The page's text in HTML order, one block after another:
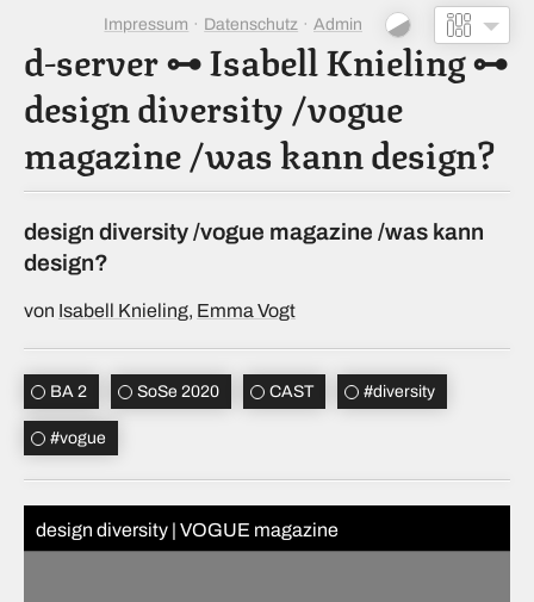
d-server⊶Isabell Knieling⊶
design diversity /vogue
magazine /was kann design?
Impressum Datenschutz Admin
design diversity /vogue magazine /was kann
design?
von Isabell Knieling, Emma Vogt
BA 2 SoSe 2020 CAST #diversity
#vogue
design diversity | VOGUE magazine